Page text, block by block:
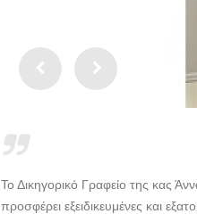
Το Δικηγορικό Γραφείο της κας
προσφέρει εξειδικευμένες και